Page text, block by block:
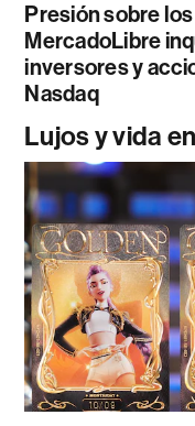
Presión sobre
MercadoLibre
inversores y
Nasdaq
Lujos y vida